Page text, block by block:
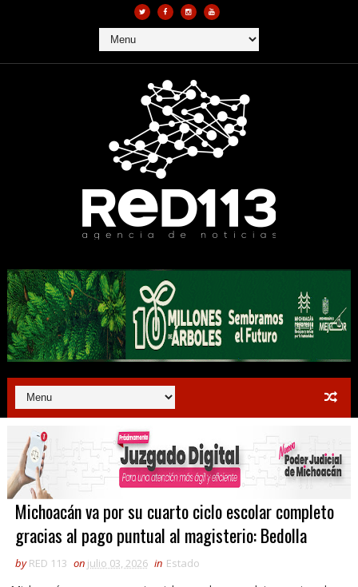
Michoacán va por su cuarto ciclo escolar completo
gracias al pago puntual al magisterio: Bedolla
by RED 113 on julio 03, 2026 in Estado